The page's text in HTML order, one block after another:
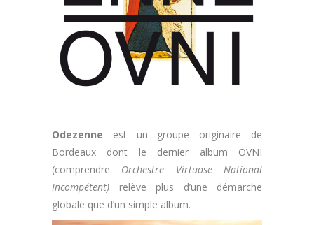
Odezenne est un groupe originaire de
Bordeaux dont le dernier album OVNI
(comprendre Orchestre Virtuose National
Incompétent) relève plus d’une démarche
globale que d’un simple album.